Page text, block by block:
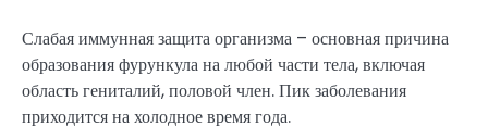
Слабая иммунная защита организма – основная причина
образования фурункула на любой части тела, включая
область гениталий, половой член. Пик заболевания
приходится на холодное время года.